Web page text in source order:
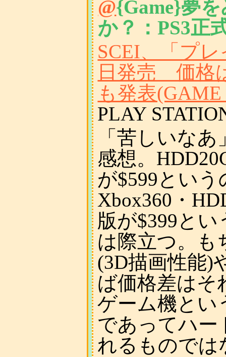
@{Game}夢
か？：PS3正
SCEI、「プ
日発売 価格
も発表(GAME
PLAY
「苦しいな
感想。
が$599とい
Xbox360・
版が$399と
は際立つ。も
(3D描画性能)
ば価格差はそ
ゲーム機とい
であってハー
れるものでは